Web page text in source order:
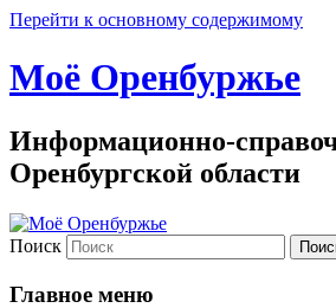
Перейти к основному содержимому
Моё Оренбуржье
Информационно-
Оренбургской области
Поиск
Главное меню